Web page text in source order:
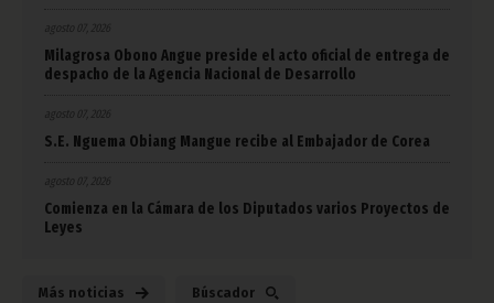
agosto 07, 2026
Milagrosa Obono Angue preside el acto oficial de entrega de
despacho de la Agencia Nacional de Desarrollo
agosto 07, 2026
S.E. Nguema Obiang Mangue recibe al Embajador de Corea
agosto 07, 2026
Comienza en la Cámara de los Diputados varios Proyectos de
Leyes
Más noticias Búscador